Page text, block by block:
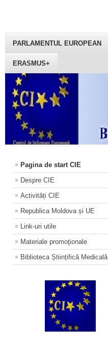
PARLAMENTUL EUROPEAN
ERASMUS+
Pagina de start CIE
Despre CIE
Activități CIE
Republica Moldova și UE
Link-uri utile
Materiale promoţionale
Biblioteca Științifică Medicală